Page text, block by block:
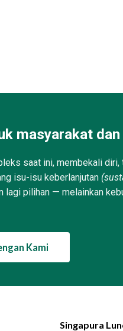
masyarakat dan
saat ini, membekali
isu-isu keberlanjutan
lagi pilihan — melainkan
Kami
Singapura